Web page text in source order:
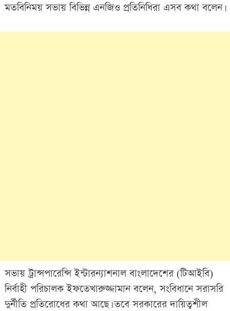
মতবিনিময় সভায় বিভিন্ন এনজিও প্রতিনিধিরা এসব কথা বলেন।
সভায় ট্রান্সপারেন্সি ইন্টারন্যাশনাল বাংলাদেশের (টিআইবি)
নির্বাহী পরিচালক ইফতেখারুজ্জামান বলেন, সংবিধানে সরাসরি
দুর্নীতি প্রতিরোধের কথা আছে। তবে সরকারের দায়িত্বশীল